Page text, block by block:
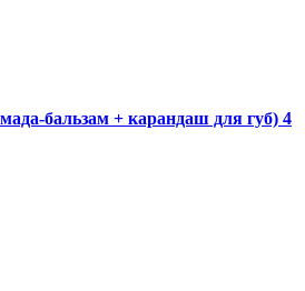
бальзам + карандаш для губ) 4